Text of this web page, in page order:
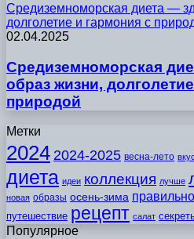
Средиземноморская диета —
долголетие и гармония с
02.04.2025
Средиземноморская
образ жизни,
природой
Метки
2024 2024-2025 весна-лето
диета идеи коллекция лучше
новая образы осень-зима правильно
путешествие рецепт салат
Популярное